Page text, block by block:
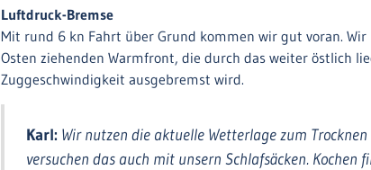
Luftdruck-Bremse
Mit rund 6 kn Fahrt über Grund kommen wir gut voran.
Osten ziehenden Warmfront, die durch das weiter östlich
Zuggeschwindigkeit ausgebremst wird.
Karl: Wir nutzen die aktuelle Wetterlage zum
versuchen das auch mit unsern Schlafsäcken. Kochen